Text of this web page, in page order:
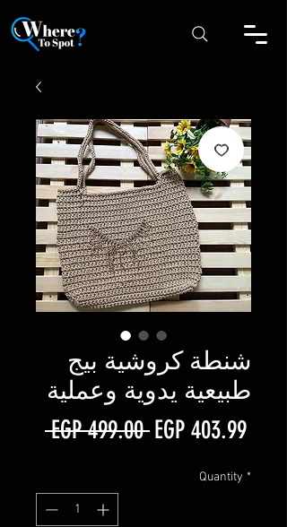
شنطة كروشية بيج
طبيعية يدوية وعملية
EGP 499.00 Regular
EGP 403.99Sale
Price
Quantity *